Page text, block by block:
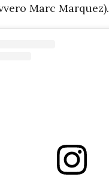
Marc Marquez).